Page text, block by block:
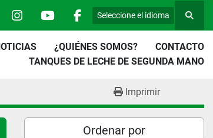
instagramyoutubefacebook
Seleccione el idioma
NOTICIAS ¿QUIÉNES SOMOS?
CONTACTO
TANQUES DE LECHE DE SEGUNDA MANO
Imprimir
Ordenar por